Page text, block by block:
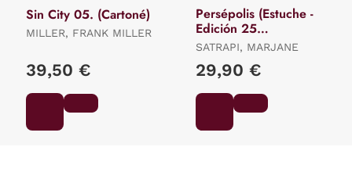
Sin City 05. (Cartoné)
MILLER, FRANK MILLER
39,50 €
Persépolis (Estuche -
Edición 25
Aniversario)
SATRAPI, MARJANE
29,90 €